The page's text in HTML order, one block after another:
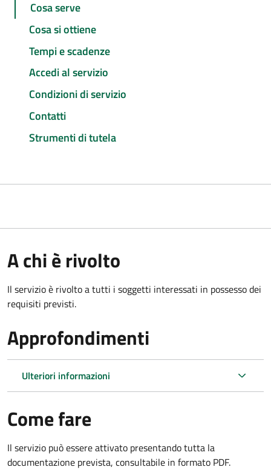
Cosa serve
Cosa si ottiene
Tempi e scadenze
Accedi al servizio
Condizioni di servizio
Contatti
Strumenti di tutela
A chi è rivolto
Il servizio è rivolto a tutti i soggetti interessati in possesso dei
requisiti previsti.
Approfondimenti
Ulteriori informazioni
Come fare
Il servizio può essere attivato presentando tutta la
documentazione prevista, consultabile in formato PDF.